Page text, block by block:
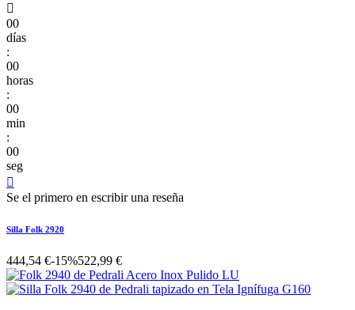

00
días
:
00
horas
:
00
min
:
00
seg

Se el primero en escribir una reseña
Silla Folk 2920
444,54 €-15%522,99 €